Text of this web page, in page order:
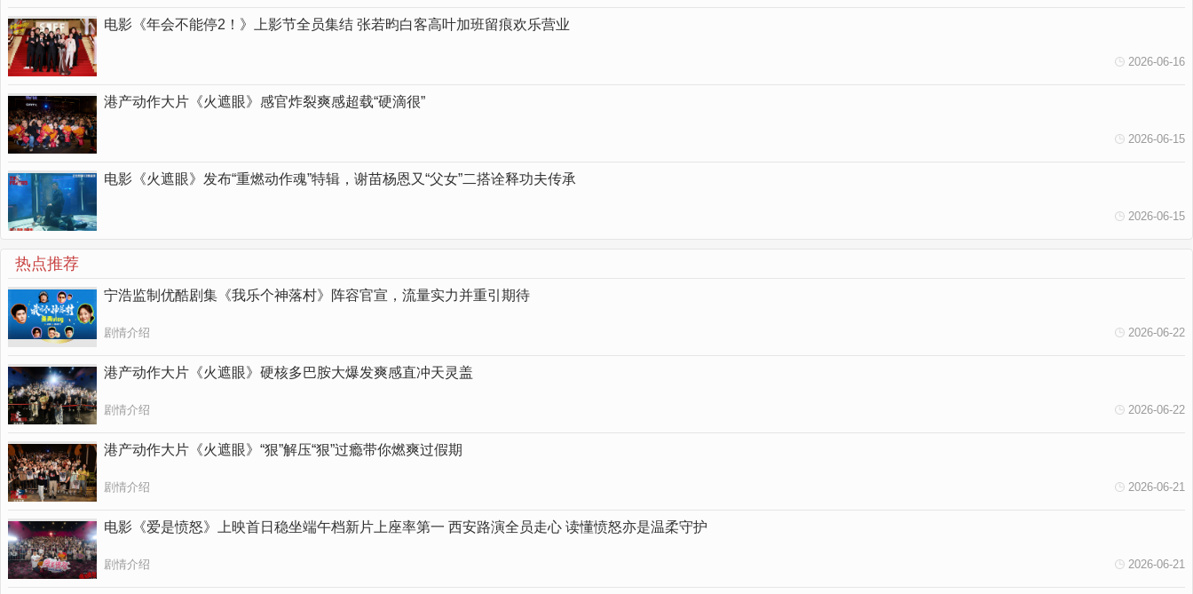
电影《年会不能停2！》上影节全员集结 张若昀白客高叶加班留痕欢乐营业
2026-06-16
港产动作大片《火遮眼》感官炸裂爽感超载“硬滴很”
2026-06-15
电影《火遮眼》发布“重燃动作魂”特辑，谢苗杨恩又“父女”二搭诠释功夫传承
2026-06-15
热点推荐
宁浩监制优酷剧集《我乐个神落村》阵容官宣，流量实力并重引期待
剧情介绍 2026-06-22
港产动作大片《火遮眼》硬核多巴胺大爆发爽感直冲天灵盖
剧情介绍 2026-06-22
港产动作大片《火遮眼》“狠”解压“狠”过瘾带你燃爽过假期
剧情介绍 2026-06-21
电影《爱是愤怒》上映首日稳坐端午档新片上座率第一 西安路演全员走心 读懂愤怒亦是温柔守护
剧情介绍 2026-06-21